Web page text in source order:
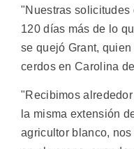
"Nuestras solicitudes
120 días más de lo
se quejó Grant,
cerdos en Carolina
"Recibimos
la misma extensión
agricultor blanco,